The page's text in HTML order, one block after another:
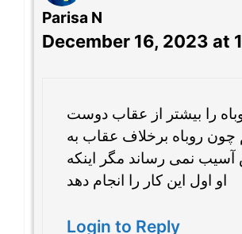
Parisa N
December 16, 2023 at
را بیشتر از عقاب دوست
چون روباه برخلاف عقاب به
نمی رساند مگر اینکه
او اول این کار را انجام دهد
Login to Reply